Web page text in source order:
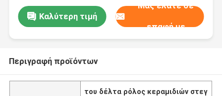
Καλύτερη τιμή
Μας ελάτε σε
επαφή με
Περιγραφή προϊόντων
του δέλτα ρόλος κεραμιδιών στεγ